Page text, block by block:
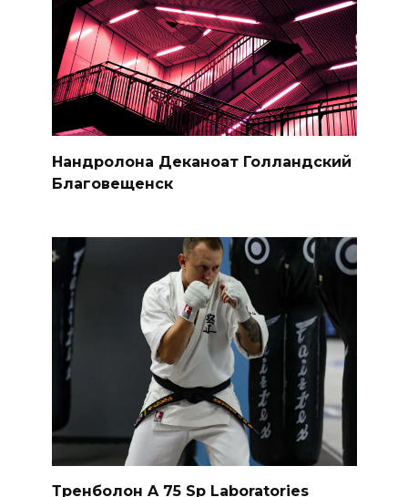
Нандролона Деканоат Голландский
Благовещенск
Тренболон A 75 Sp Laboratories